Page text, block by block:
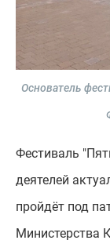
Основатель
Фестиваль
деятелей
пройдёт под
Министерства